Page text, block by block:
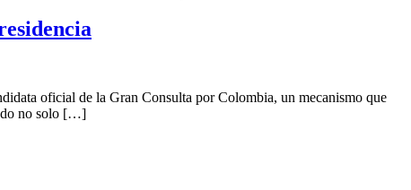
oficial de la Gran Consulta por Colombia, un mecanismo que
no solo […]